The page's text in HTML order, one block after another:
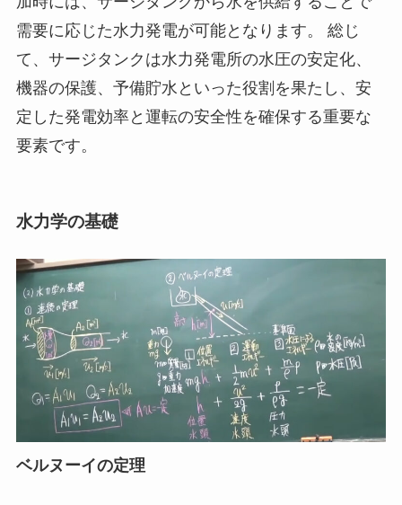
需要に応じた水力発電が可能となります。 総じ
て、サージタンクは水力発電所の水圧の安定化、
機器の保護、予備貯水といった役割を果たし、安
定した発電効率と運転の安全性を確保する重要な
要素です。
水力学の基礎
ベルヌーイの定理